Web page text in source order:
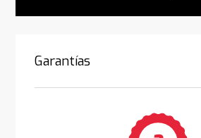
Garantías